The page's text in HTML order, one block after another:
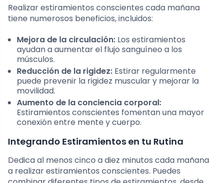
Realizar estiramientos conscientes cada mañana
tiene numerosos beneficios, incluidos:
Mejora de la circulación: Los estiramientos
ayudan a aumentar el flujo sanguíneo a los
músculos.
Reducción de la rigidez: Estirar regularmente
puede prevenir la rigidez muscular y mejorar la
movilidad.
Aumento de la conciencia corporal:
Estiramientos conscientes fomentan una mayor
conexión entre mente y cuerpo.
Integrando Estiramientos en tu Rutina
Dedica al menos cinco a diez minutos cada mañana
a realizar estiramientos conscientes. Puedes